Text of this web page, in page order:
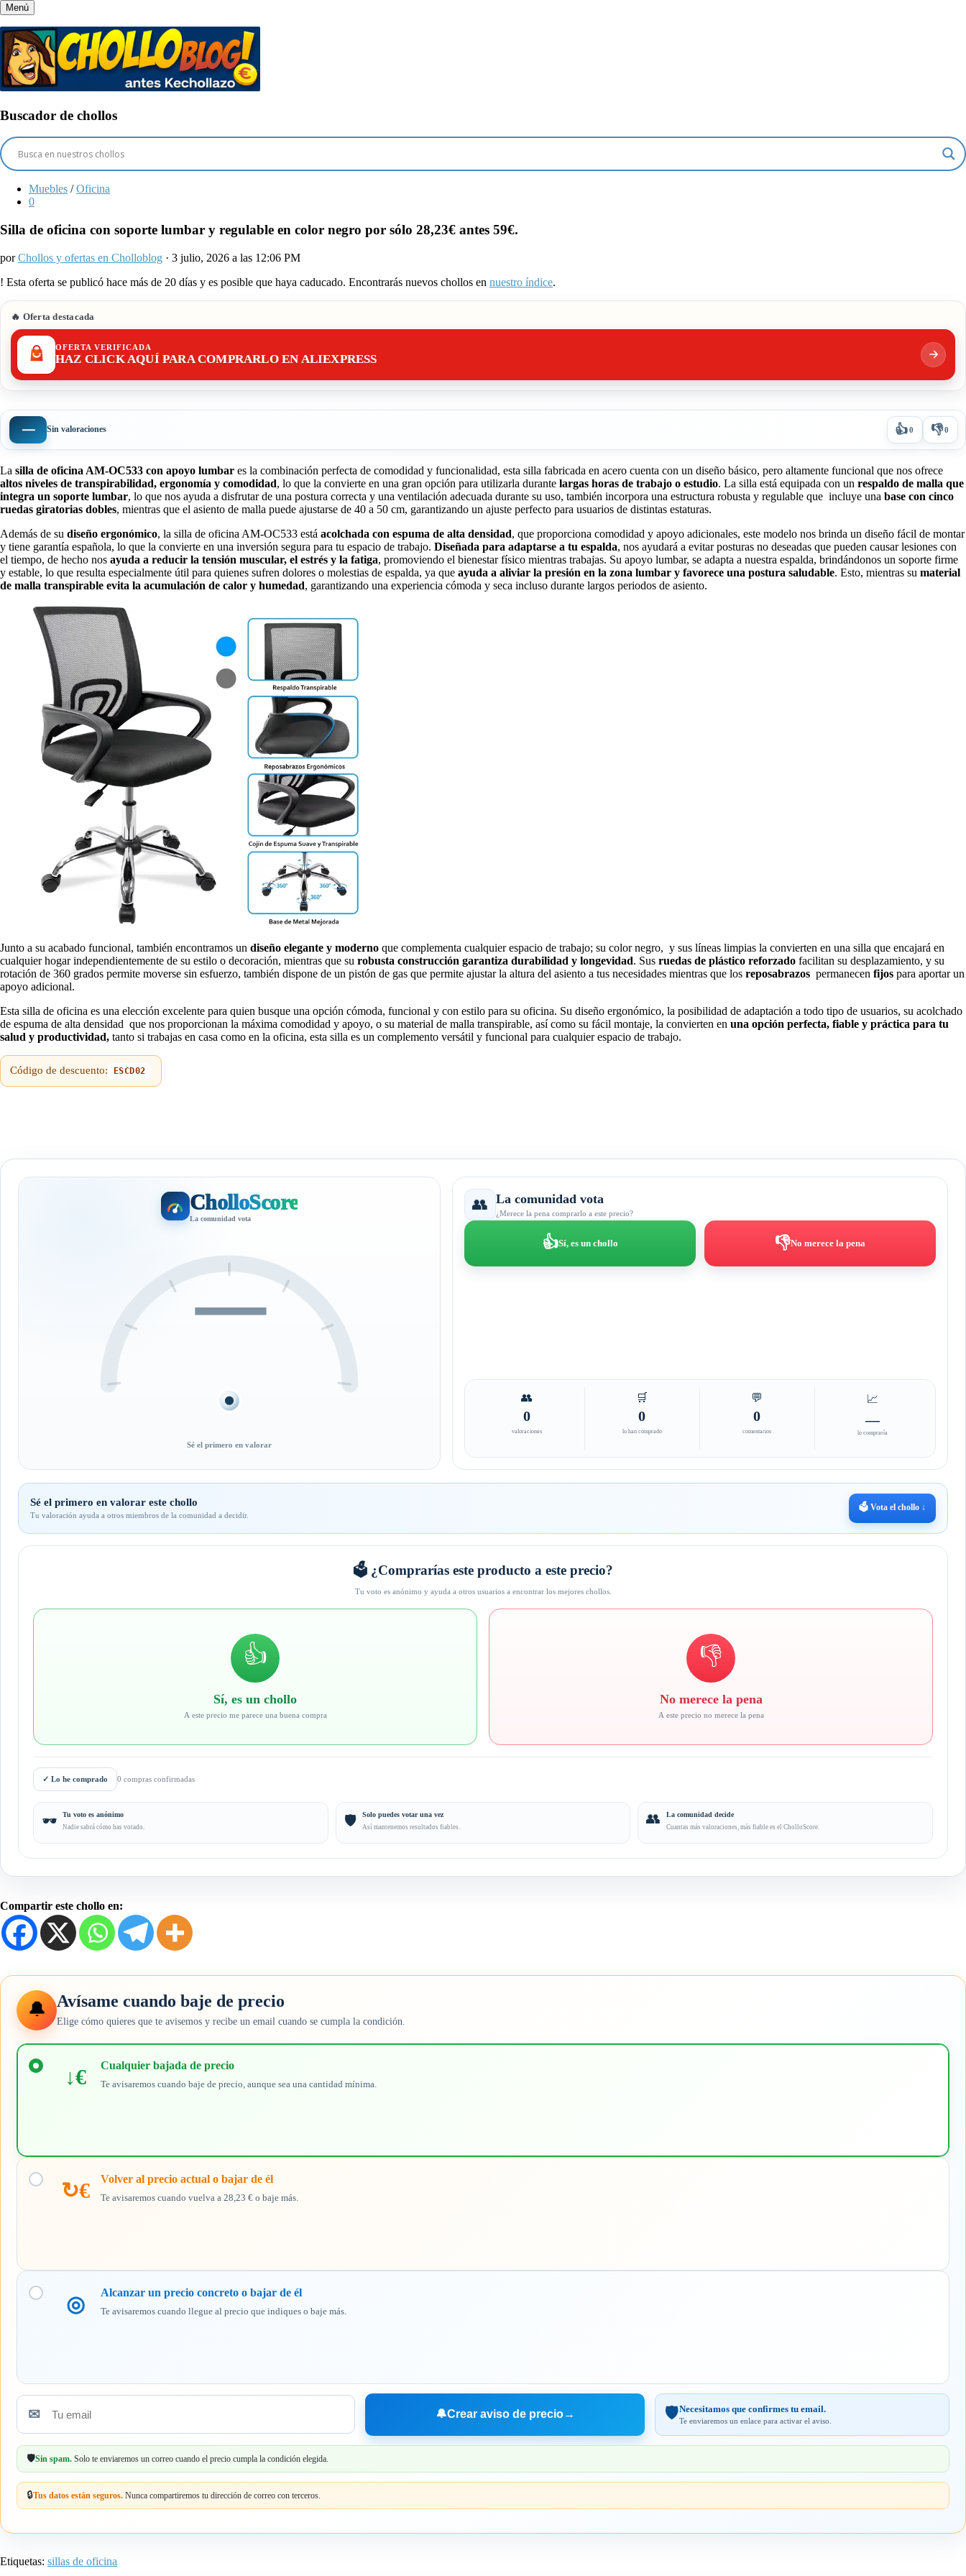
Menú
Buscador de chollos
Muebles / Oficina
0
Silla de oficina con soporte lumbar y regulable en color negro por sólo 28,23€ antes 59€.
porChollos y ofertas en Cholloblog · 3 julio, 2026 a las 12:06 PM
! Esta oferta se publicó hace más de 20 días y es posible que haya caducado. Encontrarás nuevos chollos en nuestro índice.
🔥 Oferta destacada
OFERTA VERIFICADA
HAZ CLICK AQUÍ PARA COMPRARLO EN ALIEXPRESS
— Sin valoraciones 👍0 👎0
La silla de oficina AM-OC533 con apoyo lumbar es la combinación perfecta de comodidad y funcionalidad, esta silla fabricada en acero cuenta con un diseño básico, pero altamente funcional que nos ofrece
altos niveles de transpirabilidad, ergonomía y comodidad, lo que la convierte en una gran opción para utilizarla durante largas horas de trabajo o estudio. La silla está equipada con un respaldo de malla que
integra un soporte lumbar, lo que nos ayuda a disfrutar de una postura correcta y una ventilación adecuada durante su uso, también incorpora una estructura robusta y regulable que incluye una base con cinco
ruedas giratorias dobles, mientras que el asiento de malla puede ajustarse de 40 a 50 cm, garantizando un ajuste perfecto para usuarios de distintas estaturas.
Además de su diseño ergonómico, la silla de oficina AM-OC533 está acolchada con espuma de alta densidad, que proporciona comodidad y apoyo adicionales, este modelo nos brinda un diseño fácil de montar
y tiene garantía española, lo que la convierte en una inversión segura para tu espacio de trabajo. Diseñada para adaptarse a tu espalda, nos ayudará a evitar posturas no deseadas que pueden causar lesiones con
el tiempo, de hecho nos ayuda a reducir la tensión muscular, el estrés y la fatiga, promoviendo el bienestar físico mientras trabajas. Su apoyo lumbar, se adapta a nuestra espalda, brindándonos un soporte firme
y estable, lo que resulta especialmente útil para quienes sufren dolores o molestias de espalda, ya que ayuda a aliviar la presión en la zona lumbar y favorece una postura saludable. Esto, mientras su material
de malla transpirable evita la acumulación de calor y humedad, garantizando una experiencia cómoda y seca incluso durante largos periodos de asiento.
Junto a su acabado funcional, también encontramos un diseño elegante y moderno que complementa cualquier espacio de trabajo; su color negro, y sus líneas limpias la convierten en una silla que encajará en
cualquier hogar independientemente de su estilo o decoración, mientras que su robusta construcción garantiza durabilidad y longevidad. Sus ruedas de plástico reforzado facilitan su desplazamiento, y su
rotación de 360 grados permite moverse sin esfuerzo, también dispone de un pistón de gas que permite ajustar la altura del asiento a tus necesidades mientras que los reposabrazos permanecen fijos para aportar un
apoyo adicional.
Esta silla de oficina es una elección excelente para quien busque una opción cómoda, funcional y con estilo para su oficina. Su diseño ergonómico, la posibilidad de adaptación a todo tipo de usuarios, su acolchado
de espuma de alta densidad que nos proporcionan la máxima comodidad y apoyo, o su material de malla transpirable, así como su fácil montaje, la convierten en una opción perfecta, fiable y práctica para tu
salud y productividad, tanto si trabajas en casa como en la oficina, esta silla es un complemento versátil y funcional para cualquier espacio de trabajo.
Código de descuento: ESCD02
CholloScore
La comunidad vota
—
Sé el primero en valorar
👥 La comunidad vota
¿Merece la pena comprarlo a este precio?
👍Sí, es un chollo 👎No merece la pena
👥
0
valoraciones
🛒
0
lo han comprado
💬
0
comentarios
📈
—
lo compraría
Sé el primero en valorar este chollo
Tu valoración ayuda a otros miembros de la comunidad a decidir.
🗳️ Vota el chollo ↓
🗳️ ¿Comprarías este producto a este precio?
Tu voto es anónimo y ayuda a otros usuarios a encontrar los mejores chollos.
👍
Sí, es un chollo
A este precio me parece una buena compra
👎
No merece la pena
A este precio no merece la pena
✓ Lo he comprado 0 compras confirmadas
🕶️ Tu voto es anónimo
Nadie sabrá cómo has votado. 🛡️ Solo puedes votar una vez
Así mantenemos resultados fiables.
👥 La comunidad decide
Cuantas más valoraciones, más fiable es el CholloScore.
Compartir este chollo en:
🔔 Avísame cuando baje de precio
Elige cómo quieres que te avisemos y recibe un email cuando se cumpla la condición.
Elige
cuándo
quieres
↓€ Cualquier bajada de precio
Te avisaremos cuando baje de precio, aunque sea una cantidad mínima.
↻€ Volver al precio actual o bajar de él
Te avisaremos cuando vuelva a 28,23 € o baje más.
◎ Alcanzar un precio concreto o bajar de él
Te avisaremos cuando llegue al precio que indiques o baje más.
Tu
email
✉ 🔔Crear aviso de precio→ 🛡️Necesitamos que confirmes tu email.
Te enviaremos un enlace para activar el aviso.
🛡️Sin spam. Solo te enviaremos un correo cuando el precio cumpla la condición elegida.
🔒Tus datos están seguros. Nunca compartiremos tu dirección de correo con terceros.
Etiquetas: sillas de oficina